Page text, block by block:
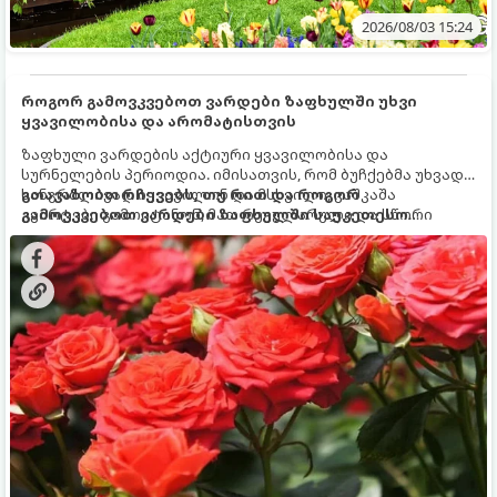
2026/08/03 15:24
როგორ გამოვკვებოთ ვარდები ზაფხულში უხვი
ყვავილობისა და არომატისთვის
ზაფხული ვარდების აქტიური ყვავილობისა და
სურნელების პერიოდია. იმისათვის, რომ ბუჩქებმა უხვად,
ხანგრძლივად იყვავილონ და მსხვილი, კაშკაშა
კვირტები გამოიტანონ, მათ რეგულარული და სწორი
გამოკვება სჭირდებათ. ზაფხულის პერიოდში მცენარის
მოთხოვნილებები იცვლება, ამიტომ მნიშვნელოვანია
ვიცოდეთ, რომელი სასუქები გამოიყენება ამ დროს.
გთავაზობთ რჩევებს, თუ რით და როგორ
გამოვკვებოთ ვარდები ზაფხულში საუკეთესო
შედეგის მისაღწევად: